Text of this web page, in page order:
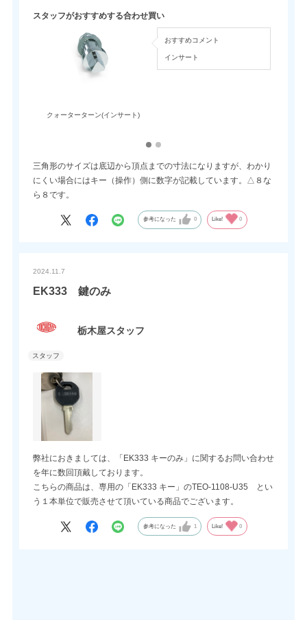
スタッフがおすすめする合わせ買い
クォーターターン(インサート)
おすすめコメント
インサート
三角形のサイズは底辺から頂点までの寸法になりますが、わかり
にくい場合にはキー（操作）側に数字が記載しています。△８な
ら８です。
参考になった 0 Like! 0
2024.11.7
EK333 鍵のみ
栃木屋スタッフ
弊社におきましては、「EK333 キーのみ」に関するお問い合わせ
を年に数回頂戴しております。
こちらの商品は、専用の「EK333 キー」のTEO-1108-U35 とい
う１本単位で販売させて頂いている商品でございます。
参考になった 1 Like! 0